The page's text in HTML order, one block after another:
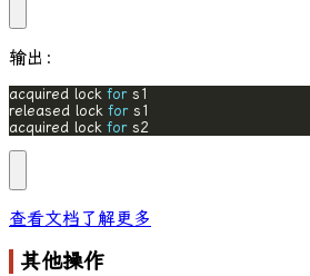
输出：
acquired lock for
released lock for
acquired lock for s2
查看文档了解更多
其他操作